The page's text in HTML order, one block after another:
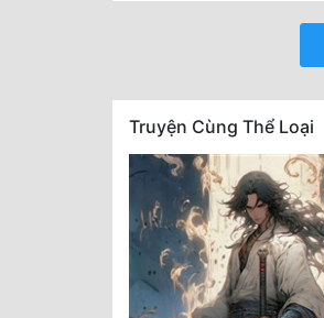
Truyện Cùng Thể Loại